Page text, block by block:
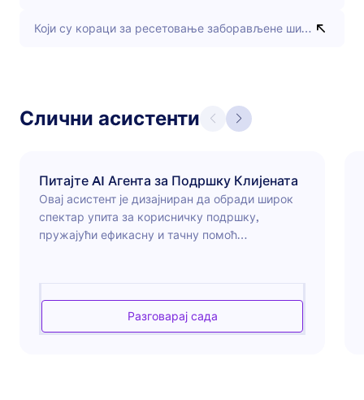
Који су кораци за ресетовање заборављене шифре?
Слични асистенти
Питајте AI Агента за Подршку Клијената
Овај асистент је дизајниран да обради широк
спектар упита за корисничку подршку,
пружајући ефикасну и тачну помоћ
производима и нуди упутства о низу тема.
Корисници могу очекивати брзу, поуздану
Разговарај сада